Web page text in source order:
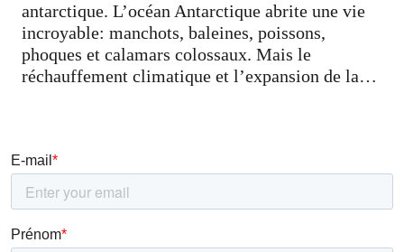
antarctique. L’océan Antarctique abrite une vie
incroyable: manchots, baleines, poissons,
phoques et calamars colossaux. Mais le
réchauffement climatique et l’expansion de la